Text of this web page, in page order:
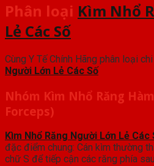
Phân loại Kìm Nhổ
Lẻ Các Số
Cùng Y Tế Chính Hãng phân loại
Người Lớn Lẻ Các Số
Nhóm Kìm Nhổ Răng
Forceps)
Kìm Nhổ Răng Người Lớn Lẻ Các
đặc điểm chung: Cán kìm thường
chữ S để tiếp cận các răng phía